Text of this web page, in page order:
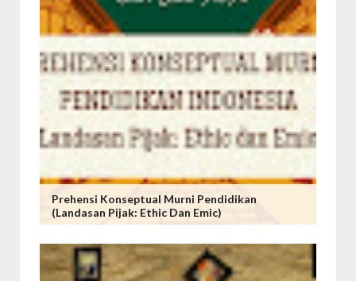
Prehensi Konseptual Murni Pendidikan
(Landasan Pijak: Ethic Dan Emic)